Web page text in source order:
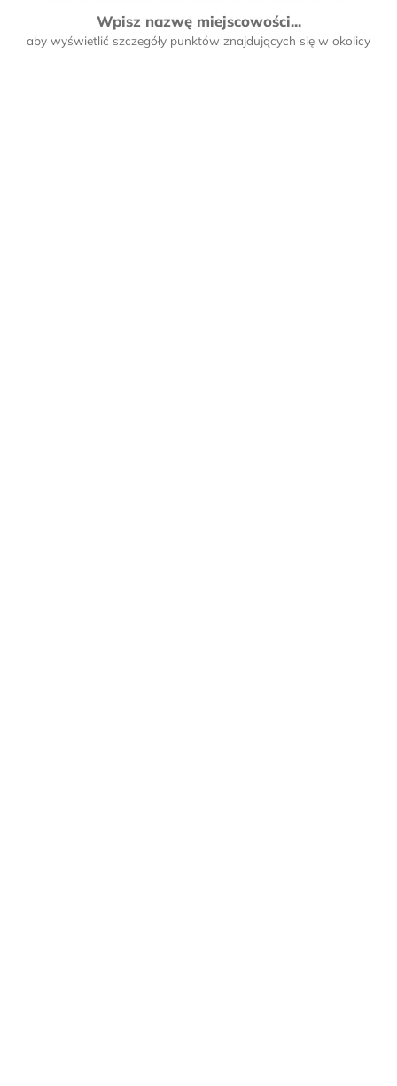
Wpisz nazwę miejscowości...
aby wyświetlić szczegóły punktów znajdujących się w okolicy